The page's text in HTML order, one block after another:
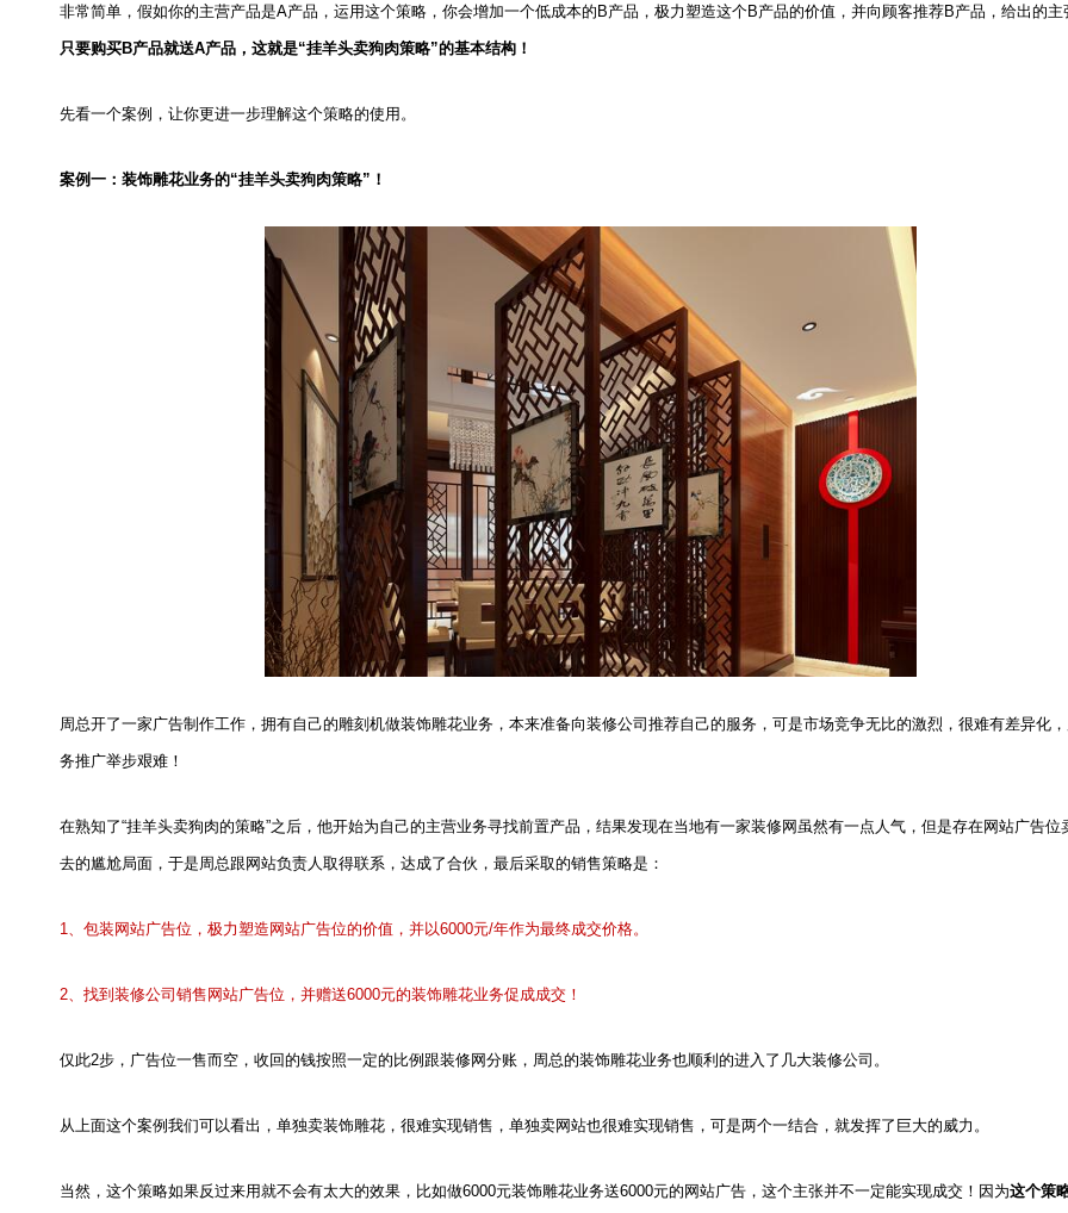
非常简单，假如你的主营产品是A产品，运用这个策略，你会增加一个低成本的 B产品，极力塑造这个B产品的价值，并向顾客推荐B产品，给出的主
只要购买B产品就送A产品，这就是“挂羊头卖狗肉策略”的基本结构！
先看一个案例，让你更进一步理解这个策略的使用。
案例一：装饰雕花业务的“挂羊头卖狗肉策略”！
周总开了一家广告制作工作，拥有自己的雕刻机做装饰雕花业务，本来准备向装修公司推荐自己的服务，可是市场竞争无比的激烈，很难有差异化
务推广举步艰难！
在熟知了“挂羊头卖狗肉的策略”之后，他开始为自己的主营业务寻找前置产品，结果发现在当地有一家装修网虽然有一点人气，但是存在网站广告位
去的尴尬局面，于是周总跟网站负责人取得联系，达成了合伙，最后采取的销售策略是：
1 、包装网站广告位，极力塑造网站广告位的价值，并以6000元/年作为最终成交价格。
2 、找到装修公司销售网站广告位，并赠送6000元的装饰雕花业务促成成交！
仅此2步，广告位一售而空，收回的钱按照一定的比例跟装修网分账，周总的装饰雕花业务也顺利的进入了几大装修公司。
从上面这个案例我们可以看出，单独卖装饰雕花，很难实现销售，单独卖网站也很难实现销售，可是两个一结合，就发挥了巨大的威力。
当然，这个策略如果反过来用就不会有太大的效果，比如做6000元装饰雕花业务送6000元的网站广告，这个主张并不一定能实现成交！因为这个策